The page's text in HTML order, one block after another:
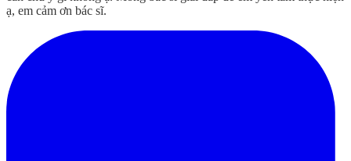
ạ, em cảm ơn bác sĩ.